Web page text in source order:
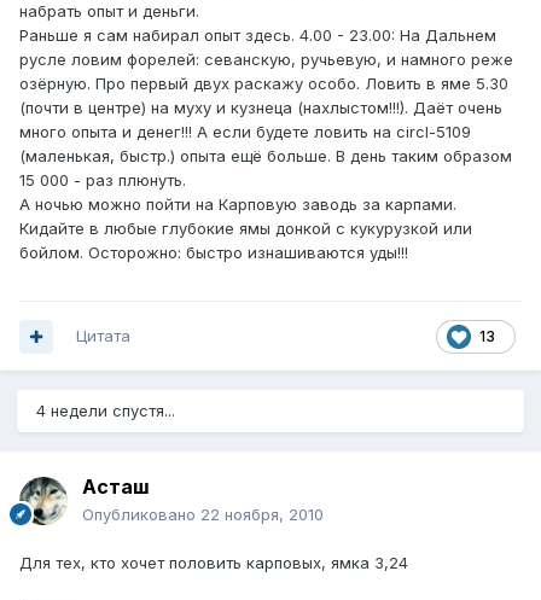
набрать опыт и деньги.
Раньше я сам набирал опыт здесь. 4.00 - 23.00: На Дальнем
русле ловим форелей: севанскую, ручьевую, и намного реже
озёрную. Про первый двух раскажу особо. Ловить в яме 5.30
(почти в центре) на муху и кузнеца (нахлыстом!!!). Даёт очень
много опыта и денег!!! А если будете ловить на circl-5109
(маленькая, быстр.) опыта ещё больше. В день таким образом
15 000 - раз плюнуть.
А ночью можно пойти на Карповую заводь за карпами.
Кидайте в любые глубокие ямы донкой с кукурузкой или
бойлом. Осторожно: быстро изнашиваются уды!!!
13
Цитата
4 недели спустя...
Асташ
Опубликовано 22 ноября, 2010
Для тех, кто хочет половить карповых, ямка 3,24